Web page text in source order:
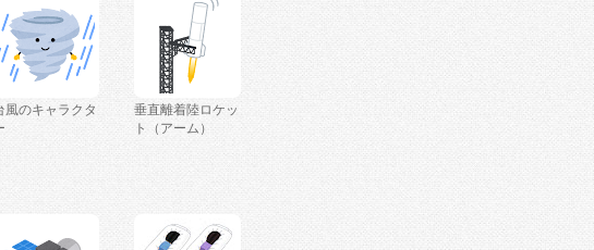
風のキャラクタ
垂直離着陸ロケッ
ト（アーム）